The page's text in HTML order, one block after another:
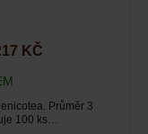
KČ
Průměr 3
100 ks…